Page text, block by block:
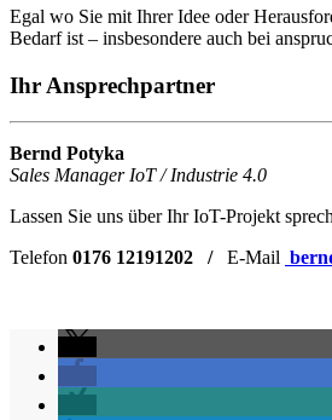
Egal wo Sie mit Ihrer Idee oder
Bedarf ist – insbesondere auch bei
Ihr Ansprechpartner
Bernd Potyka
Sales Manager IoT / Industrie 4.0
Lassen Sie uns über Ihr IoT-Projekt
Telefon 0176 12191202 / E-Mail